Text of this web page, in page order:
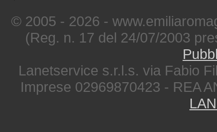
© 2005 - 2026 -
(Reg. n. 17 del 24/07/2003
Lanetservice s.r.l.s. via Fabio
Imprese 02969870423 - REA